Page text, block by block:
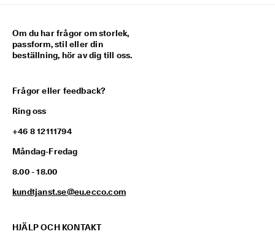
Om du har frågor om storlek,
passform, stil eller din
beställning, hör av dig till oss.
Frågor eller feedback?
Ring oss
+46 8 12111794
Måndag-Fredag
8.00 - 18.00
kundtjanst.se@eu.ecco.com
HJÄLP OCH KONTAKT